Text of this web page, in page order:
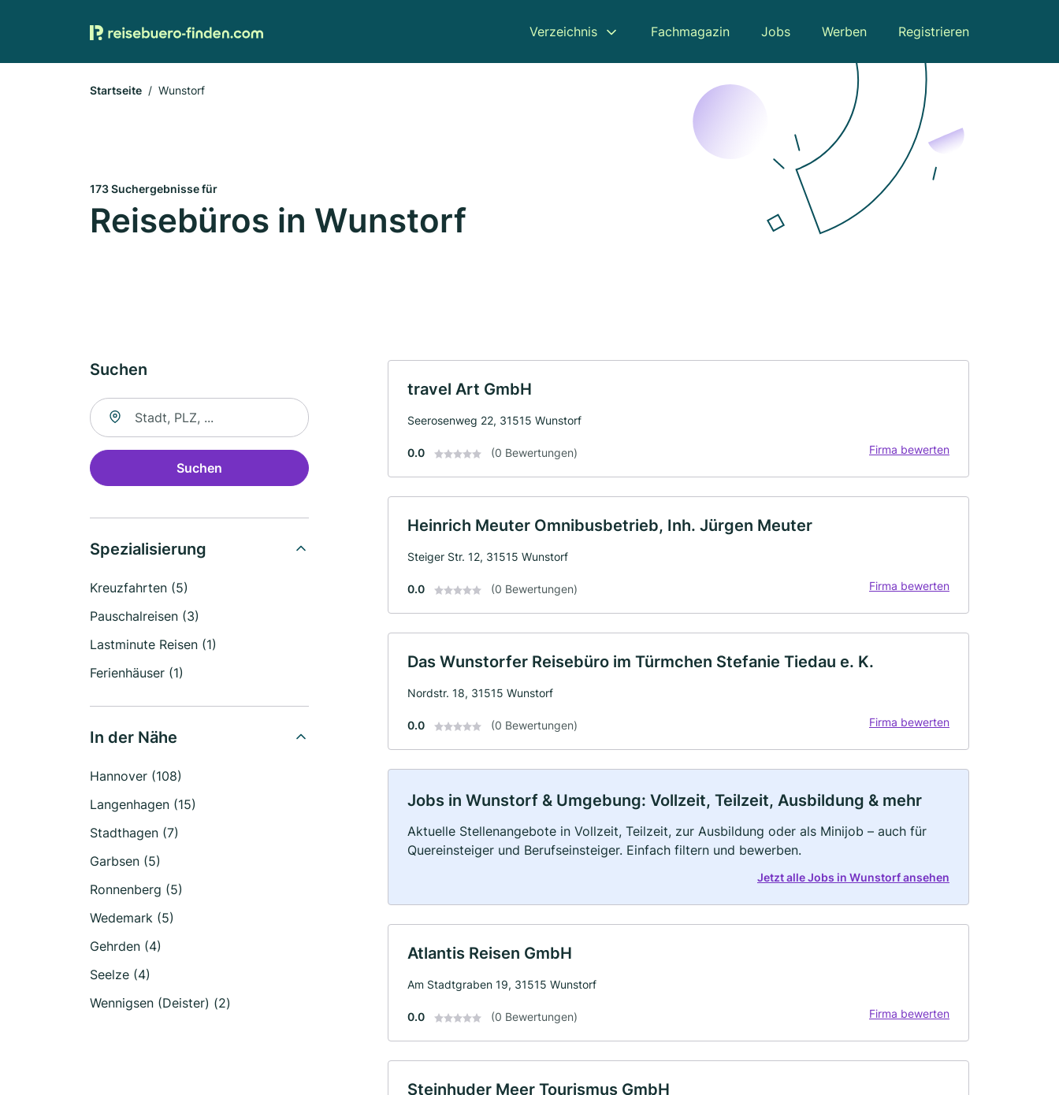
Verzeichnis Fachmagazin Jobs Werben Registrieren
Startseite Wunstorf
173 Suchergebnisse für
Reisebüros in Wunstorf
Suchen
Suche nach Ort
Suchen
Spezialisierung
Kreuzfahrten (5)
Pauschalreisen (3)
Lastminute Reisen (1)
Ferienhäuser (1)
In der Nähe
Hannover (108)
Langenhagen (15)
Stadthagen (7)
Garbsen (5)
Ronnenberg (5)
Wedemark (5)
Gehrden (4)
Seelze (4)
Wennigsen (Deister) (2)
travel Art GmbH
Seerosenweg 22, 31515 Wunstorf
0.0 (0 Bewertungen) Firma bewerten
Heinrich Meuter Omnibusbetrieb, Inh. Jürgen Meuter
Steiger Str. 12, 31515 Wunstorf
0.0 (0 Bewertungen) Firma bewerten
Das Wunstorfer Reisebüro im Türmchen Stefanie Tiedau e. K.
Nordstr. 18, 31515 Wunstorf
0.0 (0 Bewertungen) Firma bewerten
Jobs in Wunstorf & Umgebung: Vollzeit, Teilzeit, Ausbildung & mehr
Aktuelle Stellenangebote in Vollzeit, Teilzeit, zur Ausbildung oder als Minijob – auch für
Quereinsteiger und Berufseinsteiger. Einfach filtern und bewerben.
Jetzt alle Jobs in Wunstorf ansehen
Atlantis Reisen GmbH
Am Stadtgraben 19, 31515 Wunstorf
0.0 (0 Bewertungen) Firma bewerten
Steinhuder Meer Tourismus GmbH